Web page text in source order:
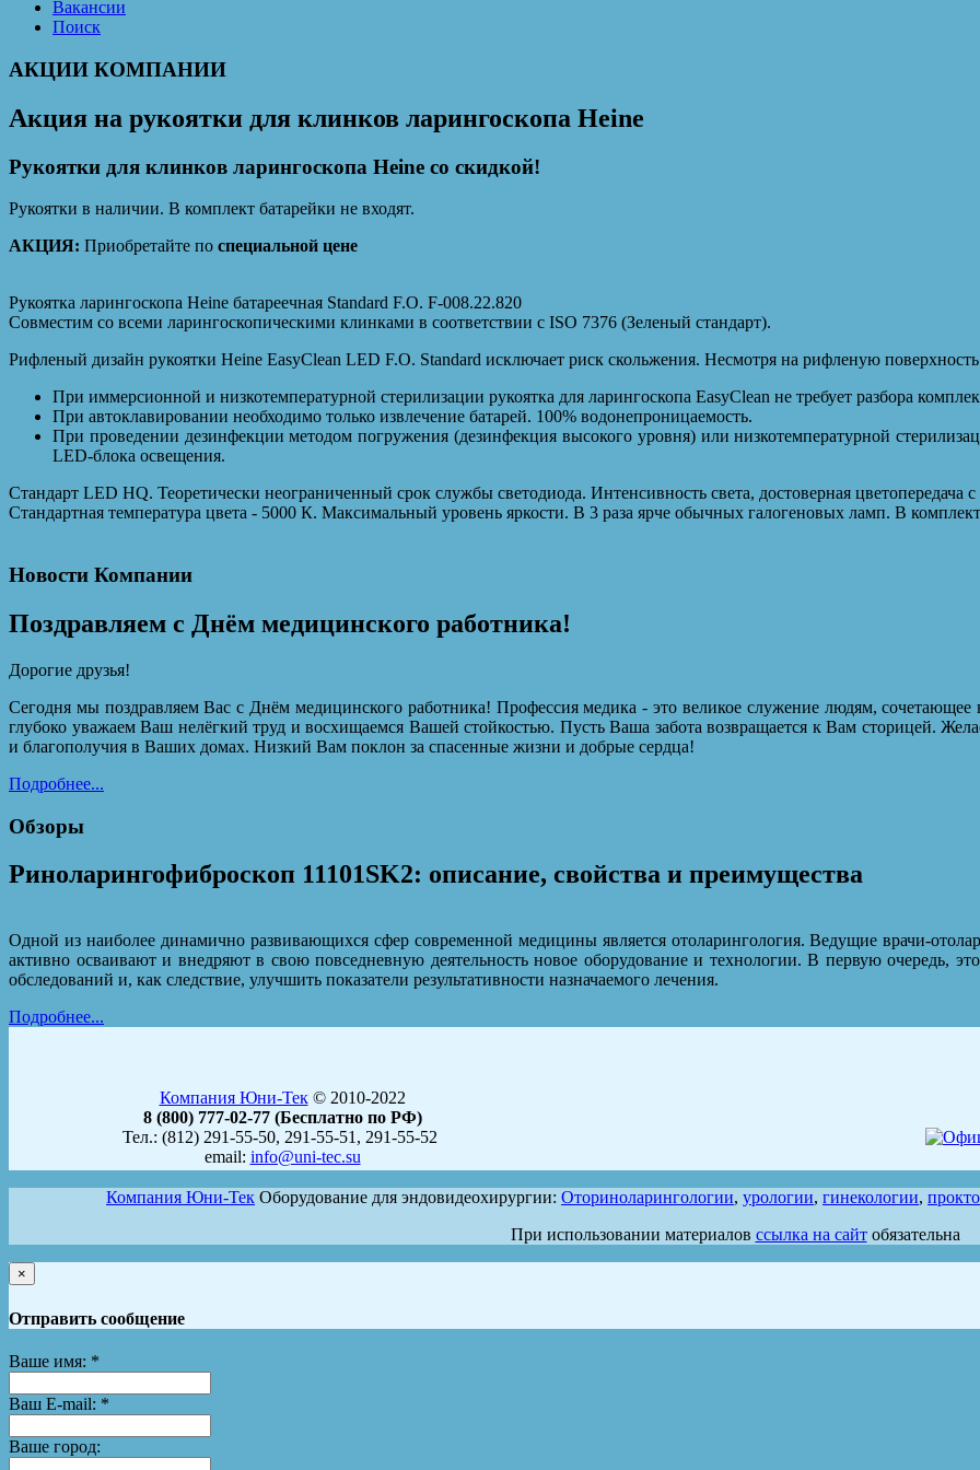
Вакансии
Поиск
АКЦИИ КОМПАНИИ
Акция на рукоятки для клинков ларингоскопа Heine
Рукоятки для клинков ларингоскопа Heine со скидкой!
Рукоятки в наличии. В комплект батарейки не входят.
АКЦИЯ: Приобретайте по специальной цене
Рукоятка ларингоскопа Heine батареечная Standard F.O. F-008.22.820
Совместим со всеми ларингоскопическими клинками в соответствии с ISO 7376 (Зеленый стандарт).
Рифленый дизайн рукоятки Heine EasyClean LED F.O. Standard исключает риск скольжения. Несмотря на рифленую поверхность
При иммерсионной и низкотемпературной стерилизации рукоятка для ларингоскопа EasyClean не требует разбора
При автоклавировании необходимо только извлечение батарей. 100% водонепроницаемость.
При проведении дезинфекции методом погружения (дезинфекция высокого уровня) или низкотемпературной
LED-блока освещения.
Стандарт LED HQ. Теоретически неограниченный срок службы светодиода. Интенсивность света, достоверная цветопередача
Стандартная температура цвета - 5000 К. Максимальный уровень яркости. В 3 раза ярче обычных галогеновых ламп. В
Новости Компании
Поздравляем с Днём медицинского работника!
Дорогие друзья!
Сегодня мы поздравляем Вас с Днём медицинского работника! Профессия медика - это великое служение людям,
глубоко уважаем Ваш нелёгкий труд и восхищаемся Вашей стойкостью. Пусть Ваша забота возвращается к Вам сторицей.
и благополучия в Ваших домах. Низкий Вам поклон за спасенные жизни и добрые сердца!
Подробнее...
Обзоры
Риноларингофиброскоп 11101SK2: описание, свойства и преимущества
Одной из наиболее динамично развивающихся сфер современной медицины является отоларингология. Ведущие врачи-
активно осваивают и внедряют в свою повседневную деятельность новое оборудование и технологии. В первую очередь,
обследований и, как следствие, улучшить показатели результативности назначаемого лечения.
Подробнее...
Компания Юни-Тек© 2010-2022
8 (800) 777-02-77 (Бесплатно по РФ)
Тел.: (812) 291-55-50, 291-55-51, 291-55-52
email: info@uni-tec.su
Компания Юни-Тек Оборудование для эндовидеохирургии: Оториноларингологии, урологии, гинекологии,
При использовании материалов ссылка на сайтобязательна
×
Отправить сообщение
Ваше имя: *
Ваш E-mail: *
Ваше город: